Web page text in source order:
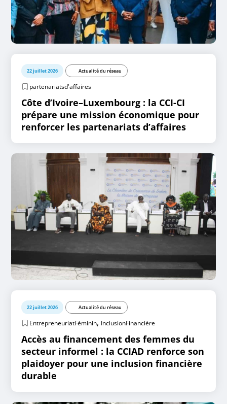
22 juillet 2026 Actualité du réseau
partenariatsd'affaires
Côte d’Ivoire–Luxembourg : la CCI-CI
prépare une mission économique pour
renforcer les partenariats d’affaires
22 juillet 2026 Actualité du réseau
EntrepreneuriatFéminin, InclusionFinancière
Accès au financement des femmes du
secteur informel : la CCIAD renforce son
plaidoyer pour une inclusion financière
durable